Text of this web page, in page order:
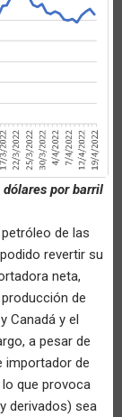
por barril
de las
revertir su
neta,
de
Canadá y el
a pesar de
importador de
que provoca
derivados) sea